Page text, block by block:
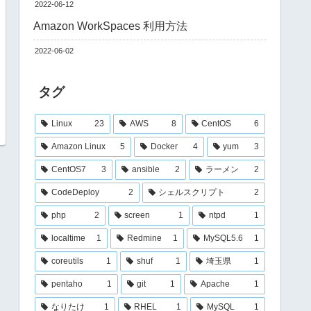
2022-06-12
Amazon WorkSpaces 利用方法
2022-06-02
タグ
Linux 23 AWS 8 CentOS 6
Amazon Linux 5 Docker 4 yum 3
CentOS7 3 ansible 2 ラーメン 2
CodeDeploy 2 シェルスクリプト 2
php 2 screen 1 ntpd 1
localtime 1 Redmine 1 MySQL5.6 1
coreutils 1 shuf 1 埼玉県 1
pentaho 1 git 1 Apache 1
なりたけ 1 RHEL 1 MySQL 1